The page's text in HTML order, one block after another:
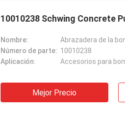
10010238 Schwing Concrete
Nombre:
Abrazadera de la
Número de parte: 10010238
Aplicación:
Accesorios para
Mejor Precio